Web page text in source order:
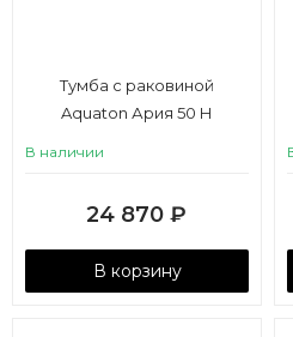
Тумба с раковиной
Aquaton Ария 50 Н
В наличии
24 870 ₽
В корзину